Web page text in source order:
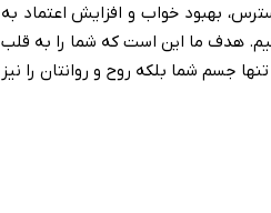
بهبود خواب و افزایش اعتماد به
هدف ما این است که شما را به قلب
جسم شما بلکه روح و روانتان را نیز